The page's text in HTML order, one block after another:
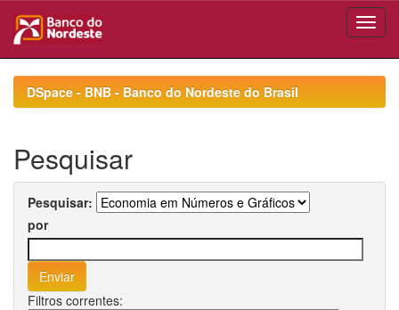
navigationDSpace - BNB - Banco do Nordeste do Brasil
Pesquisar
Pesquisar:
por
Filtros correntes: